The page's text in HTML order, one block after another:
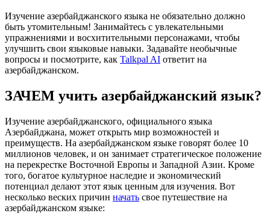
Изучение азербайджанского языка не обязательно должно
быть утомительным! Занимайтесь с увлекательными
упражнениями и восхитительными персонажами, чтобы
улучшить свои языковые навыки. Задавайте необычные
вопросы и посмотрите, как Talkpal AI ответит на
азербайджанском.
ЗАЧЕМ учить азербайджанский язык?
Изучение азербайджанского, официального языка
Азербайджана, может открыть мир возможностей и
преимуществ. На азербайджанском языке говорят более 10
миллионов человек, и он занимает стратегическое положение
на перекрестке Восточной Европы и Западной Азии. Кроме
того, богатое культурное наследие и экономический
потенциал делают этот язык ценным для изучения. Вот
несколько веских причин начать свое путешествие на
азербайджанском языке: